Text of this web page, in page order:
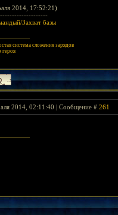
2014, 17:52:21)
Захват базы
система сложения зарядов
2014, 02:11:40 | Сообщение # 261